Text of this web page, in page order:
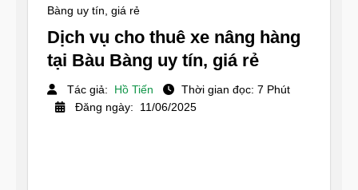
Bàng uy tín, giá rẻ
Dịch vụ cho thuê xe nâng hàng
tại Bàu Bàng uy tín, giá rẻ
Tác giả: Hồ Tiến
Thời gian đọc: 7 Phút
Đăng ngày: 11/06/2025